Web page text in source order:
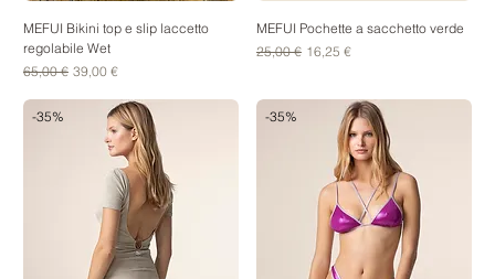
MEFUI Bikini top e slip laccetto
regolabile Wet
Prezzo regolare
65,00 € Prezzo scontato
39,00 €
MEFUI Pochette a sacchetto verde
Prezzo regolare
25,00 € Prezzo scontato
16,25 €
-35% -35%